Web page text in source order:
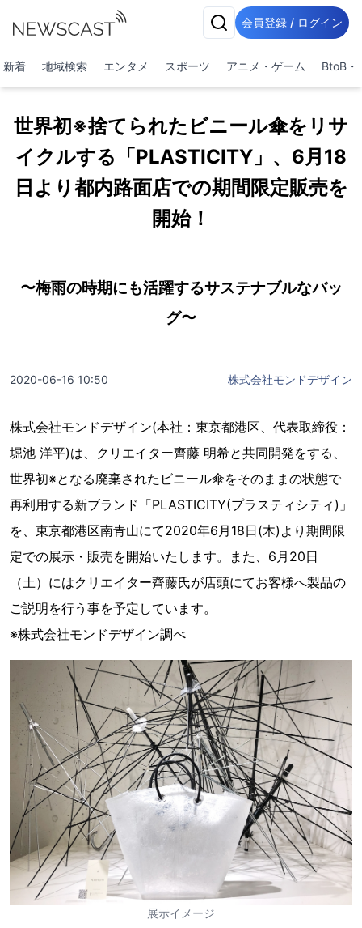
会員登録 / ログイン
新着 地域検索 エンタメ スポーツ アニメ・ゲーム BtoB・
世界初※捨てられたビニール傘をリサ
イクルする「PLASTICITY」、6月18
日より都内路面店での期間限定販売を
開始！
〜梅雨の時期にも活躍するサステナブルなバッ
グ〜
2020-06-16 10:50 株式会社モンドデザイン
株式会社モンドデザイン(本社：東京都港区、代表取締役：
堀池 洋平)は、クリエイター齊藤 明希と共同開発をする、
世界初※となる廃棄されたビニール傘をそのままの状態で
再利用する新ブランド「PLASTICITY(プラスティシティ)」
を、東京都港区南青山にて2020年6月18日(木)より期間限
定での展示・販売を開始いたします。また、6月20日
（土）にはクリエイター齊藤氏が店頭にてお客様へ製品の
ご説明を行う事を予定しています。
※株式会社モンドデザイン調べ
展示イメージ